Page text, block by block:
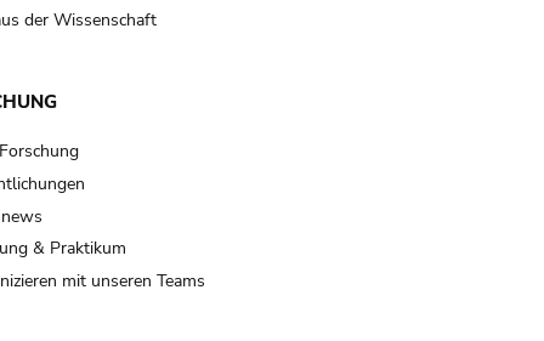
der Wissenschaft
& Praktikum
mit unseren Teams